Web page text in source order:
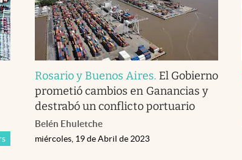
Rosario y Buenos Aires. El Gobierno
prometió cambios en Ganancias y
destrabó un conflicto portuario
Belén Ehuletche
miércoles, 19 de Abril de 2023